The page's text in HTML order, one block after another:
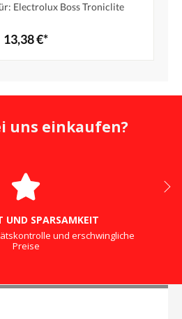
Electrolux Boss Troniclite
13,38 €*
uns einkaufen?
UND SPARSAMKEIT
und erschwingliche
Preise